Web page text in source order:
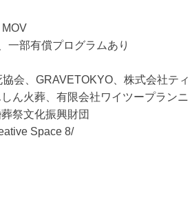
部有償プログラムあり
会、GRAVETOKYO、株式会社ティ
ん火葬、有限会社ワイツープランニ
祭文化振興財団
Space 8/